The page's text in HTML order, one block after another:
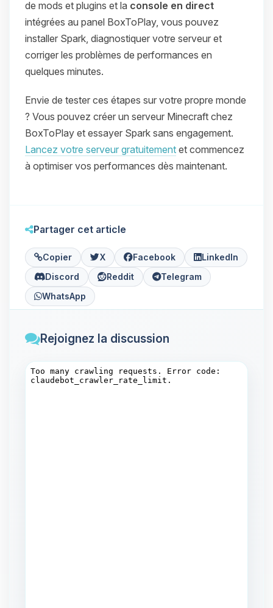
de mods et plugins et la console en direct
intégrées au panel BoxToPlay, vous pouvez
installer Spark, diagnostiquer votre serveur et
corriger les problèmes de performances en
quelques minutes.
Envie de tester ces étapes sur votre propre monde
? Vous pouvez créer un serveur Minecraft chez
BoxToPlay et essayer Spark sans engagement.
Lancez votre serveur gratuitement et commencez
à optimiser vos performances dès maintenant.
Partager cet article
Copier X Facebook
LinkedIn
Discord
Reddit
Telegram
WhatsApp
Rejoignez la discussion